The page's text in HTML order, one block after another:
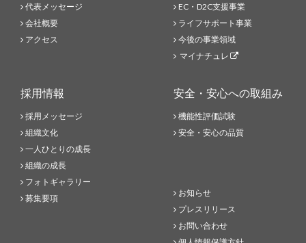
代表メッセージ
会社概要
アクセス
EC・D2C支援事業
ライフサポート事業
今後の事業領域
マイナチュレ
採用情報
採用メッセージ
組織文化
一人ひとりの成長
組織の成長
フォトギャラリー
募集要項
安全・安心への取組み
機能性評価試験
安全・安心の品質
お知らせ
プレスリリース
お問い合わせ